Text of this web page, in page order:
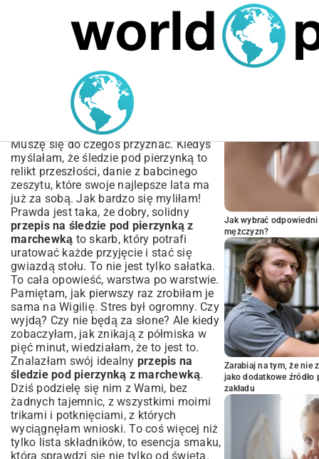
MARIUSZ ŁAMAGA 05.10.2025
Przepis na Śledzie pod
Pierzynką z Marchewką |
Tradycyjny Smak
Muszę się do czegoś przyznać. Kiedyś
myślałam, że śledzie pod pierzynką to
relikt przeszłości, danie z babcinego
zeszytu, które swoje najlepsze lata ma
już za sobą. Jak bardzo się myliłam!
Prawda jest taka, że dobry, solidny
przepis na śledzie pod pierzynką z
marchewką to skarb, który potrafi
uratować każde przyjęcie i stać się
gwiazdą stołu. To nie jest tylko sałatka.
To cała opowieść, warstwa po warstwie.
Pamiętam, jak pierwszy raz zrobiłam je
sama na Wigilię. Stres był ogromny. Czy
wyjdą? Czy nie będą za słone? Ale kiedy
zobaczyłam, jak znikają z półmiska w
pięć minut, wiedziałam, że to jest to.
Znalazłam swój idealny przepis na
śledzie pod pierzynką z marchewką.
Dziś podzielę się nim z Wami, bez
żadnych tajemnic, z wszystkimi moimi
trikami i potknięciami, z których
wyciągnęłam wnioski. To coś więcej niż
tylko lista składników, to esencja smaku,
która sprawdzi się nie tylko od święta.
Jak wybrać
mężczyzn?
Zarabiaj na tym, że nie
jako dodatkowe
zakładu